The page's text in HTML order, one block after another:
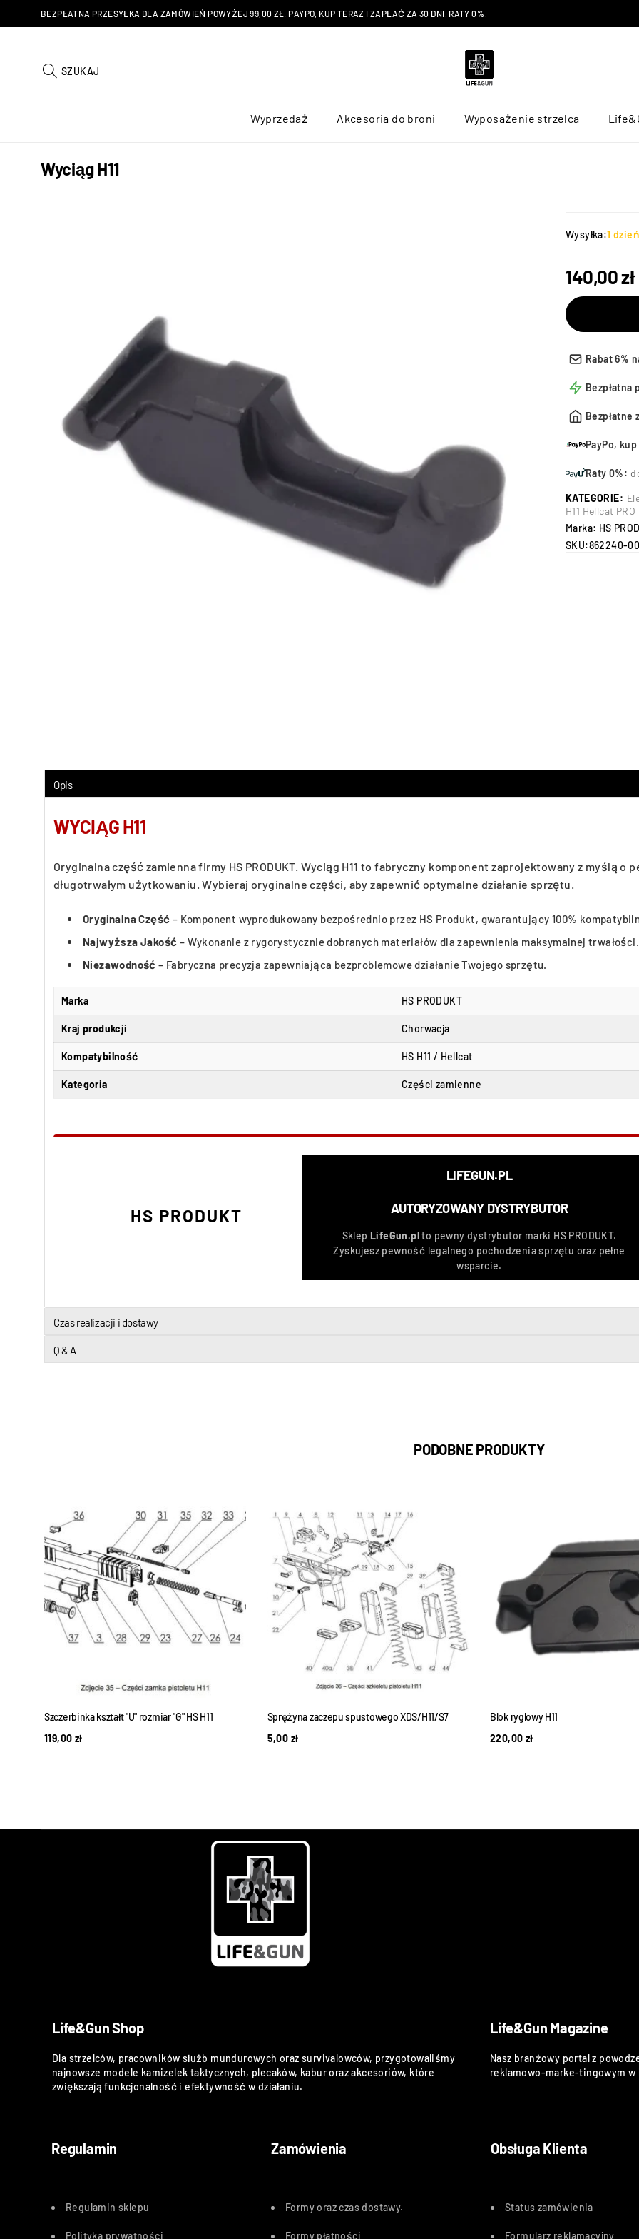
BEZPŁATNA PRZESYŁKA DLA ZAMÓWIEŃ POWYŻEJ 99,00 ZŁ. PAYPO, KUP TERAZ I ZAPŁAĆ ZA 30 DNI. RATY 0%.
SZUKAJ
Wyprzedaż Akcesoria do broni Wyposażenie strzelca
Wyciąg H11
Wysyłka:1
140,00zł
Rabat 6%
Bezpłatna
Bezpłatne
PayPo,
Raty 0%:
KATEGORIE:
H11 Hellcat PRO
Marka: HS
SKU:862240-
Opis
WYCIĄG H11
Oryginalna część zamienna firmy HS PRODUKT. Wyciąg H11 to fabryczny komponent zaprojektowany z myślą
długotrwałym użytkowaniu. Wybieraj oryginalne części, aby zapewnić optymalne działanie sprzętu.
Oryginalna Część – Komponent wyprodukowany bezpośrednio przez HS Produkt, gwarantujący 100%
Najwyższa Jakość – Wykonanie z rygorystycznie dobranych materiałów dla zapewnienia maksymalnej trwałości.
Niezawodność – Fabryczna precyzja zapewniająca bezproblemowe działanie Twojego sprzętu.
Marka HS PRODUKT
Kraj produkcji Chorwacja
Kompatybilność HS H11 / Hellcat
Kategoria Części zamienne
HS PRODUKT
LIFEGUN.PL
AUTORYZOWANY DYSTRYBUTOR
Sklep LifeGun.plto pewny dystrybutor marki HS PRODUKT.
Zyskujesz pewność legalnego pochodzenia sprzętu oraz pełne
wsparcie.
Czas realizacji i dostawy
Q & A
PODOBNE PRODUKTY
Szczerbinka kształt "U" rozmiar "G" HS H11
119,00 zł
Sprężyna zaczepu spustowego XDS/H11/S7
5,00 zł
Blok ryglowy H11
220,00 zł
Life&Gun Shop
Dla strzelców, pracowników służb mundurowych oraz survivalowców, przygotowaliśmy
najnowsze modele kamizelek taktycznych, plecaków, kabur oraz akcesoriów, które
zwiększają funkcjonalność i efektywność w działaniu.
Life&Gun Magazine
Nasz branżowy portal z
reklamowo-marke-tingowym
Regulamin Zamówienia Obsługa Klienta
Regulamin sklepu
Polityka prywatności
Formy oraz czas dostawy.
Formy płatności
Status zamówienia
Formularz reklamacyjny